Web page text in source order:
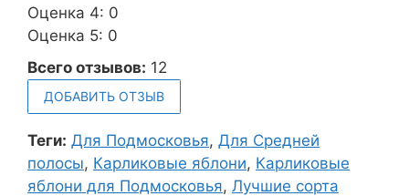
Оценка 4: 0
Оценка 5: 0
Всего отзывов: 12
ДОБАВИТЬ ОТЗЫВ
Теги: Для Подмосковья, Для Средней
полосы, Карликовые яблони, Карликовые
яблони для Подмосковья, Лучшие сорта